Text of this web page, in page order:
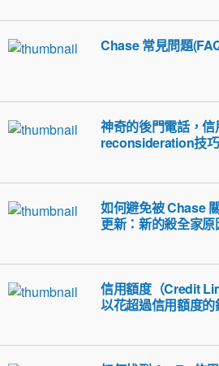
Chase 常見問題
神奇的後門電話，
reconsideration技巧
如何避免被 Chase
更新：新的殺全家原
信用額度（Credit
以花超過信用額度的